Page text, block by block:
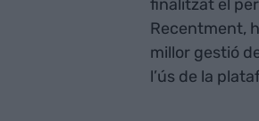
finalitzat el
Recentment,
millor gestió
l’ús de la